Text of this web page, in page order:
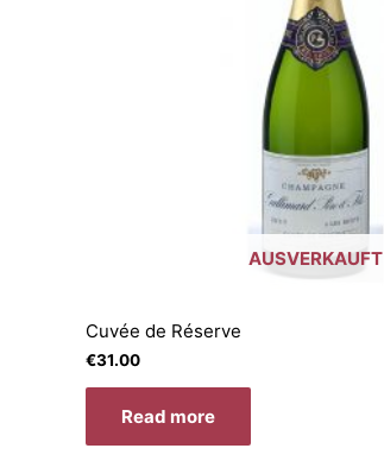
AUSVERKAUFT
Cuvée de Réserve
€31.00
Read more